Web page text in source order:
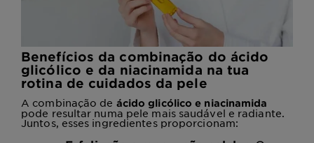
Benefícios da combinação do ácido
glicólico e da niacinamida na tua
rotina de cuidados da pele
A combinação de ácido glicólico e niacinamida
pode resultar numa pele mais saudável e radiante.
Juntos, esses ingredientes proporcionam: